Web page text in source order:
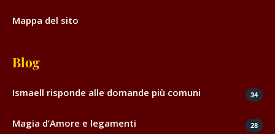
Mappa del sito
Blog
Ismaell risponde alle domande più comuni 34
Magia d’Amore e legamenti 28